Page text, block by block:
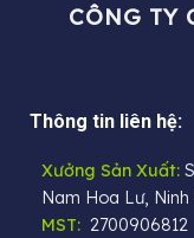
CÔNG TY
Thông tin liên hệ:
Xưởng Sản Xuất:
Nam Hoa Lư, Ninh
MST: 2700906812